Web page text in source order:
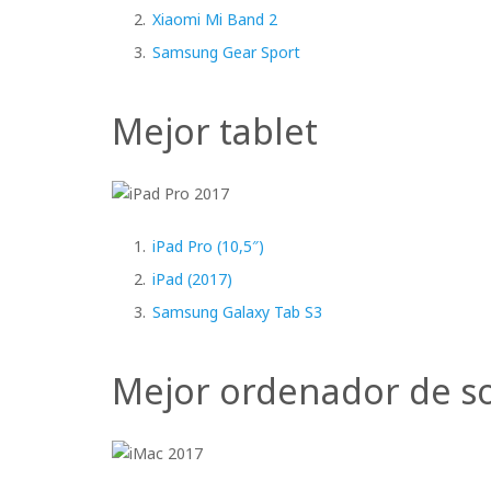
Xiaomi Mi Band 2
Samsung Gear Sport
Mejor tablet
iPad Pro (10,5″)
iPad (2017)
Samsung Galaxy Tab S3
Mejor ordenador de